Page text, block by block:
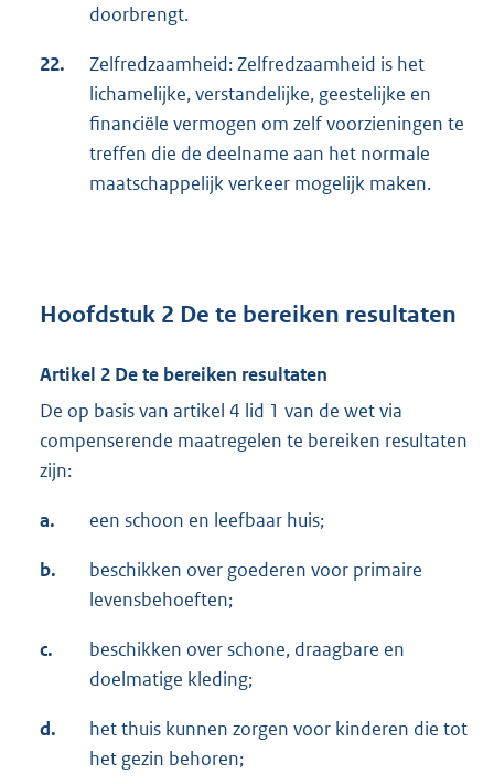
doorbrengt.
22.
Zelfredzaamheid: Zelfredzaamheid is het
lichamelijke, verstandelijke, geestelijke en
financiële vermogen om zelf voorzieningen te
treffen die de deelname aan het normale
maatschappelijk verkeer mogelijk maken.
Hoofdstuk 2 De te bereiken resultaten
Artikel 2 De te bereiken resultaten
De op basis van artikel 4 lid 1 van de wet via
compenserende maatregelen te bereiken resultaten
zijn:
a. een schoon en leefbaar huis;
b.
beschikken over goederen voor primaire
levensbehoeften;
c.
beschikken over schone, draagbare en
doelmatige kleding;
d.
het thuis kunnen zorgen voor kinderen die tot
het gezin behoren;